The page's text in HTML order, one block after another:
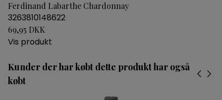
Ferdinand Labarthe Chardonnay
3263810148622
69,95 DKK
Vis produkt
Kunder der har købt dette produkt har også
købt